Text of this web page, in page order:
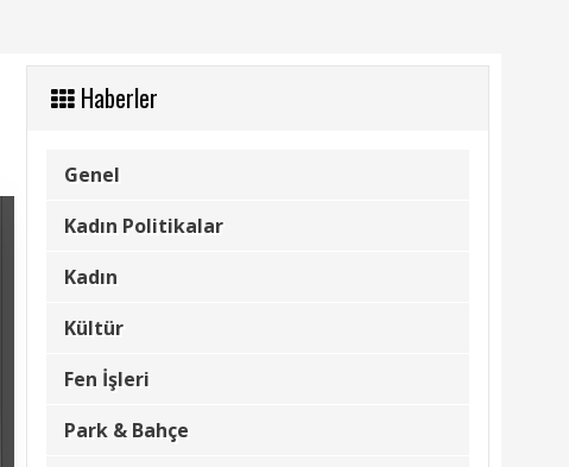
Haberler
Genel
Kadın Politikalar
Kadın
Kültür
Fen İşleri
Park & Bahçe